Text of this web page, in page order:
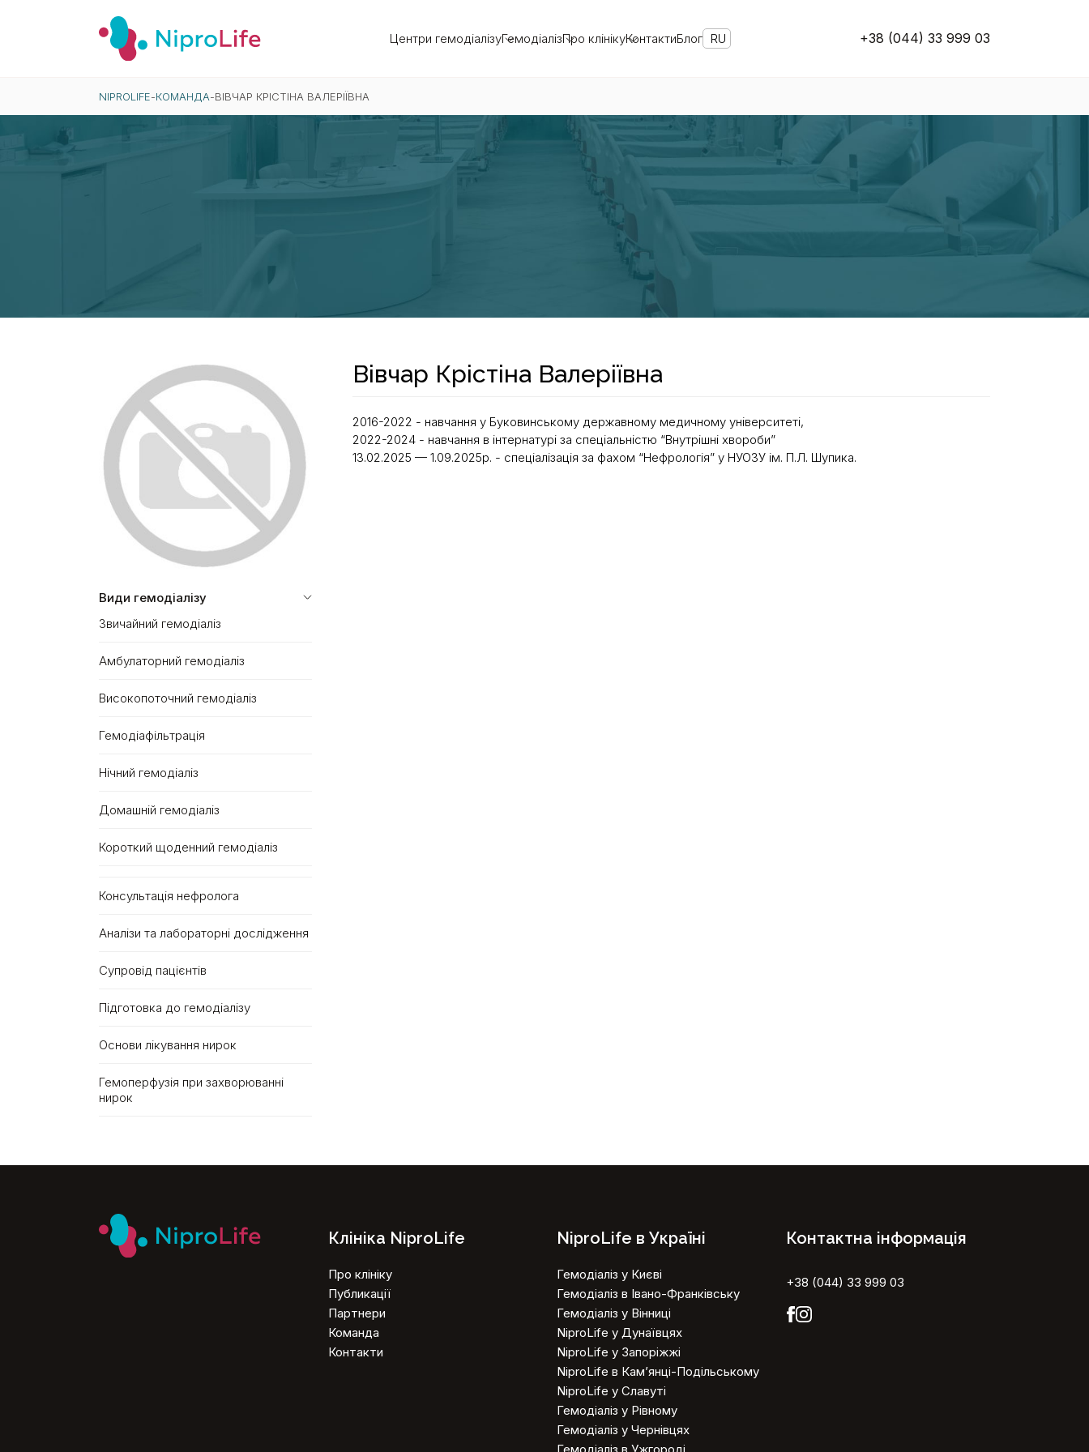
Центри гемодіалізуГемодіалізПро клінікуКонтактиБлог RU +38 (044) 33 999 03
NIPROLIFE-КОМАНДА-ВІВЧАР КРІСТІНА ВАЛЕРІЇВНА
Види гемодіалізу
Звичайний гемодіаліз
Амбулаторний гемодіаліз
Високопоточний гемодіаліз
Гемодіафільтрація
Нічний гемодіаліз
Домашній гемодіаліз
Короткий щоденний гемодіаліз
Консультація нефролога
Аналізи та лабораторні дослідження
Супровід пацієнтів
Підготовка до гемодіалізу
Основи лікування нирок
Гемоперфузія при захворюванні
нирок
Вівчар Крістіна Валеріївна
2016-2022 - навчання у Буковинському державному медичному університеті,
2022-2024 - навчання в інтернатурі за спеціальністю “Внутрішні хвороби”
13.02.2025 — 1.09.2025р. - спеціалізація за фахом “Нефрологія” у НУОЗУ ім. П.Л. Шупика.
Клініка NiproLife
Про клініку
Публикації
Партнери
Команда
Контакти
NiproLife в Україні
Гемодіаліз у Києві
Гемодіаліз в Івано-Франківську
Гемодіаліз у Вінниці
NiproLife у Дунаївцях
NiproLife у Запоріжжі
NiproLife в Кам’янці-Подільському
NiproLife у Славуті
Гемодіаліз у Рівному
Гемодіаліз у Чернівцях
Гемодіаліз в Ужгороді
Контактна інформація
+38 (044) 33 999 03